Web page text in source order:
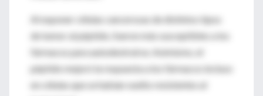
Al exponer células cancerosas de distintos tipos
de tumor al péptido, fueron más susceptibles a los
fármacos para autodestruirse. Asimismo, el
péptido mejoró la respuesta a los fármacos incluso
en células que se habían vuelto resistentes al